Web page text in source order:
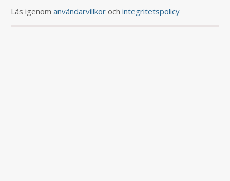
Läs igenomanvändarvillkor ochintegritetspolicy